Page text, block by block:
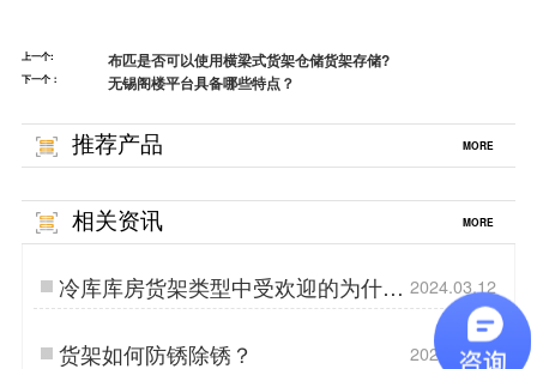
上一个: 布匹是否可以使用横梁式货架仓储货架存储?
下一个： 无锡阁楼平台具备哪些特点？
推荐产品 MORE
相关资讯 MORE
冷库库房货架类型中受欢迎的为什么
是驶入式货架？
2024.03.12
货架如何防锈除锈？ 2024.08.01